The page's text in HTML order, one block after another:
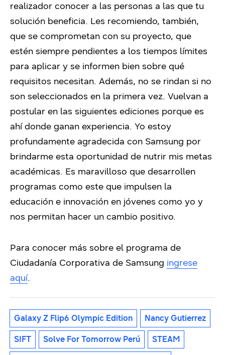
realizador conocer a las personas a las que tu
solución beneficia. Les recomiendo, también,
que se comprometan con su proyecto, que
estén siempre pendientes a los tiempos límites
para aplicar y se informen bien sobre qué
requisitos necesitan. Además, no se rindan si no
son seleccionados en la primera vez. Vuelvan a
postular en las siguientes ediciones porque es
ahí donde ganan experiencia. Yo estoy
profundamente agradecida con Samsung por
brindarme esta oportunidad de nutrir mis metas
académicas. Es maravilloso que desarrollen
programas como este que impulsen la
educación e innovación en jóvenes como yo y
nos permitan hacer un cambio positivo.
Para conocer más sobre el programa de
Ciudadanía Corporativa de Samsung ingrese
aquí.
Galaxy Z Flip6 Olympic Edition Nancy Gutierrez
SIFT Solve For Tomorrow Perú STEAM